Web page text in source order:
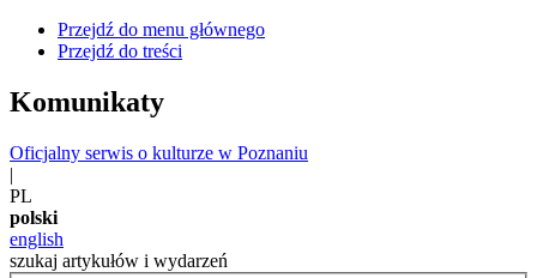
Przejdź do menu głównego
Przejdź do treści
Komunikaty
Oficjalny serwis o kulturze w Poznaniu
|
PL
polski
english
szukaj artykułów i wydarzeń